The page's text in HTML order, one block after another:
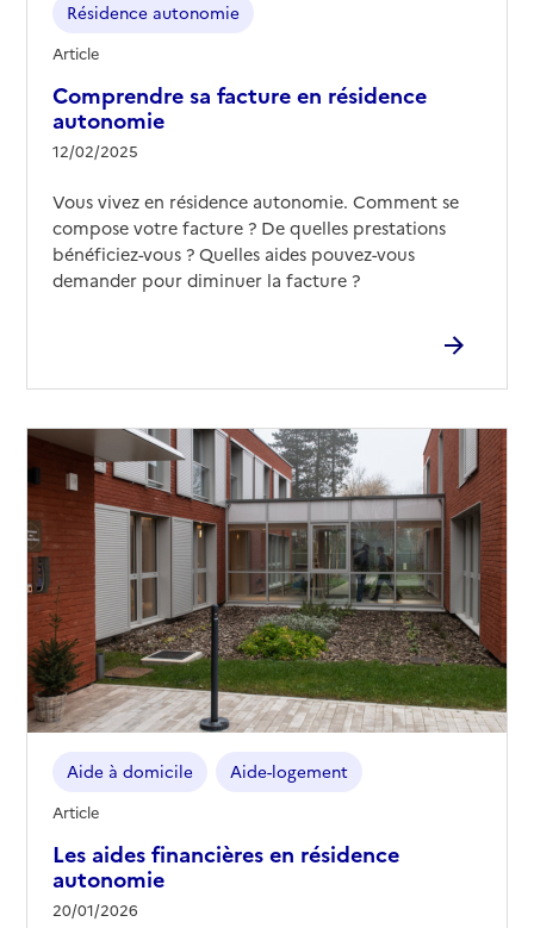
Comprendre sa facture en résidence
autonomie
12/02/2025
Résidence autonomie
Article
Vous vivez en résidence autonomie. Comment se
compose votre facture ? De quelles prestations
bénéficiez-vous ? Quelles aides pouvez-vous
demander pour diminuer la facture ?
Les aides financières en résidence
autonomie
20/01/2026
Aide à domicile Aide-logement
Article